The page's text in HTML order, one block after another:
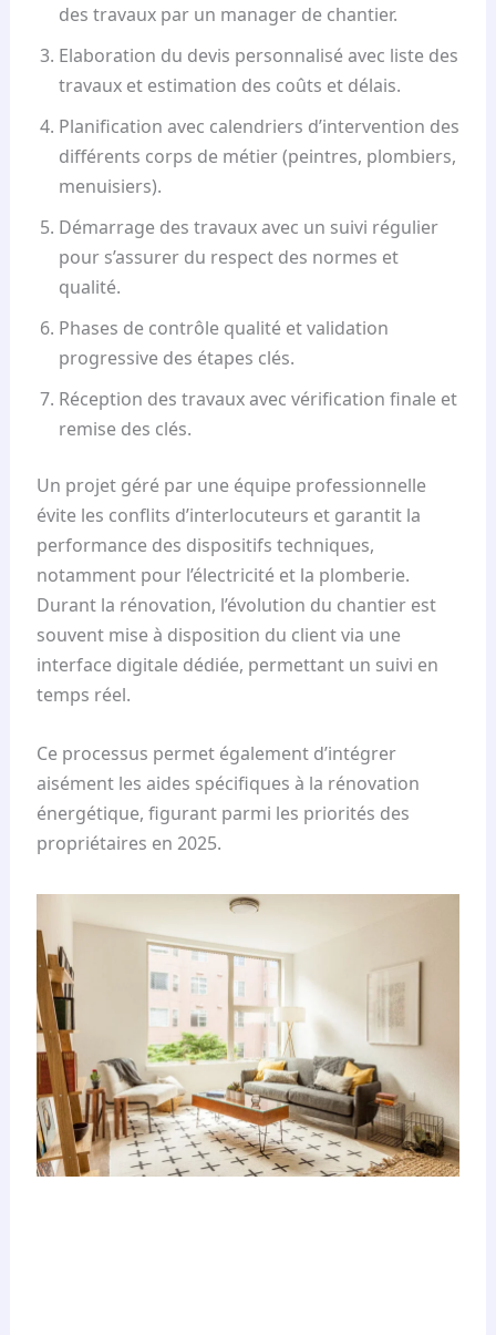
des travaux par un manager de chantier.
Elaboration du devis personnalisé avec liste des
travaux et estimation des coûts et délais.
Planification avec calendriers d’intervention des
différents corps de métier (peintres, plombiers,
menuisiers).
Démarrage des travaux avec un suivi régulier
pour s’assurer du respect des normes et
qualité.
Phases de contrôle qualité et validation
progressive des étapes clés.
Réception des travaux avec vérification finale et
remise des clés.
Un projet géré par une équipe professionnelle
évite les conflits d’interlocuteurs et garantit la
performance des dispositifs techniques,
notamment pour l’électricité et la plomberie.
Durant la rénovation, l’évolution du chantier est
souvent mise à disposition du client via une
interface digitale dédiée, permettant un suivi en
temps réel.
Ce processus permet également d’intégrer
aisément les aides spécifiques à la rénovation
énergétique, figurant parmi les priorités des
propriétaires en 2025.